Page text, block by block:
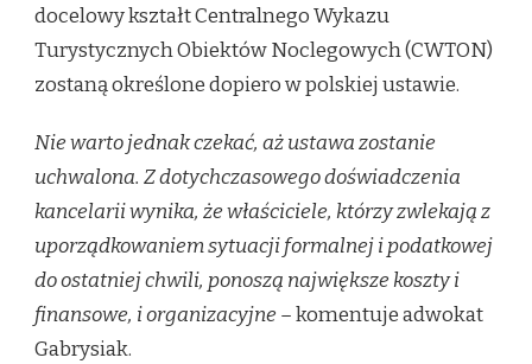
docelowy kształt Centralnego Wykazu
Turystycznych Obiektów Noclegowych (CWTON)
zostaną określone dopiero w polskiej ustawie.
Nie warto jednak czekać, aż ustawa zostanie
uchwalona. Z dotychczasowego doświadczenia
kancelarii wynika, że właściciele, którzy zwlekają z
uporządkowaniem sytuacji formalnej i podatkowej
do ostatniej chwili, ponoszą największe koszty i
finansowe, i organizacyjne –komentuje adwokat
Gabrysiak.